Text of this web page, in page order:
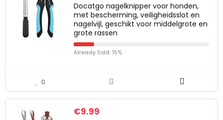
Docatgo nagelknipper voor honden,
met bescherming, veiligheidsslot en
nagelvijl, geschikt voor middelgrote en
grote rassen
Already Sold: 15%
0
€9.99